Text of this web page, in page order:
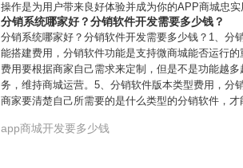
操作是为用户带来良好体验并成为你的APP商城忠实
分销系统哪家好？分销软件开发需要多少钱？
分销系统哪家好？分销软件开发需要多少钱？1、分
能搭建费用，分销软件功能是支持微商城能否运行
费用要根据商家自己需求来定制，但是不是功能越
务，维持商城运营。5、分销软件版本类型费用，分
商家要清楚自己所需要的是什么类型的分销软件，才
app商城开发要多少钱